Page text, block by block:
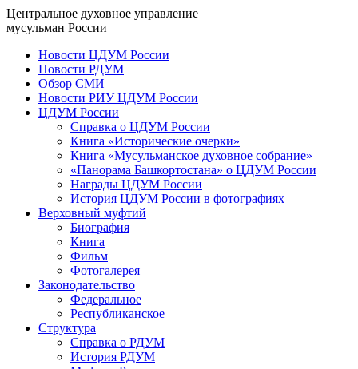
Центральное духовное управление
мусульман России
Новости ЦДУМ России
Новости РДУМ
Обзор СМИ
Новости РИУ ЦДУМ России
ЦДУМ России
Справка о ЦДУМ России
Книга «Исторические очерки»
Книга «Мусульманское духовное собрание»
«Панорама Башкортостана» о ЦДУМ России
Награды ЦДУМ России
История ЦДУМ России в фотографиях
Верховный муфтий
Биография
Книга
Фильм
Фотогалерея
Законодательство
Федеральное
Республиканское
Структура
Справка о РДУМ
История РДУМ